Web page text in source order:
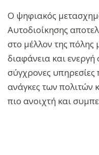
Ο ψηφιακός
Αυτοδιοίκησης
στο μέλλον της πόλης
διαφάνεια και
σύγχρονες υπηρεσίες
ανάγκες των πολιτών
πιο ανοιχτή και